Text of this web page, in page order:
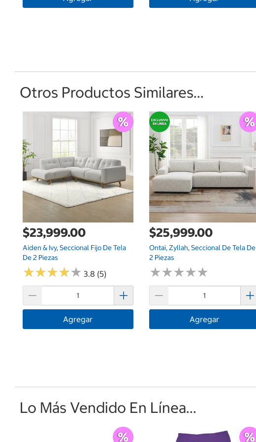
Otros Productos Similares...
$23,999.00
Aiden & Ivy, Seccional Fijo De Tela
De 2 Piezas
★★★★★
★★★★★ 3.8 (5)
Agregar
$25,999.00
Ontai, Zyllah, Seccional De Tela De
2 Piezas
★★★★★
★★★★★
Agregar
Lo Más Vendido En Línea...